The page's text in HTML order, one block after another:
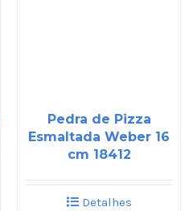
Pedra de Pizza
Esmaltada Weber 16
cm 18412
Detalhes